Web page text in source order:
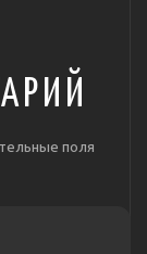
поля